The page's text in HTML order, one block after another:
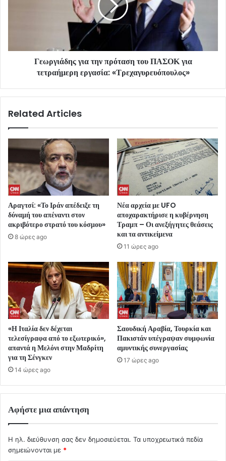
Γεωργιάδης για την πρόταση του ΠΑΣΟΚ για
τετραήμερη εργασία: «Τρεχαγυρευόπουλος»
Related Articles
Αραγτσί: «Το Ιράν απέδειξε τη
δύναμή του απέναντι στον
ακριβότερο στρατό του κόσμου»
8 ώρες ago
Νέα αρχεία με UFO
αποχαρακτήρισε η κυβέρνηση
Τραμπ – Οι ανεξήγητες θεάσεις
και τα αντικείμενα
11 ώρες ago
«Η Ιταλία δεν δέχεται
τελεσίγραφα από το εξωτερικό»,
απαντά η Μελόνι στην Μαδρίτη
για τη Σένγκεν
14 ώρες ago
Σαουδική Αραβία, Τουρκία και
Πακιστάν υπέγραψαν συμφωνία
αμυντικής συνεργασίας
17 ώρες ago
Αφήστε μια απάντηση
Η ηλ. διεύθυνση σας δεν δημοσιεύεται. Τα υποχρεωτικά πεδία
σημειώνονται με *